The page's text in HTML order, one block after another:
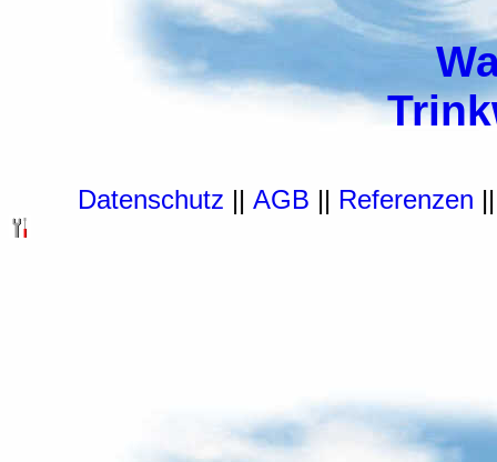
Datenschutz || AGB || Referenzen